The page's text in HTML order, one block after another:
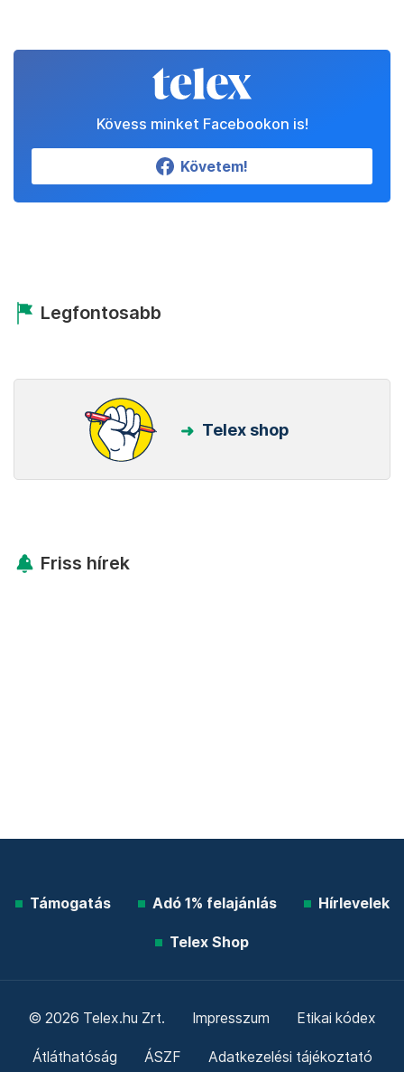
Kövess minket Facebookon is!
Követem!
Legfontosabb
Telex shop
Friss hírek
Támogatás Adó 1% felajánlás Hírlevelek
Telex Shop
© 2026 Telex.hu Zrt. Impresszum Etikai kódex
Átláthatóság ÁSZF Adatkezelési tájékoztató